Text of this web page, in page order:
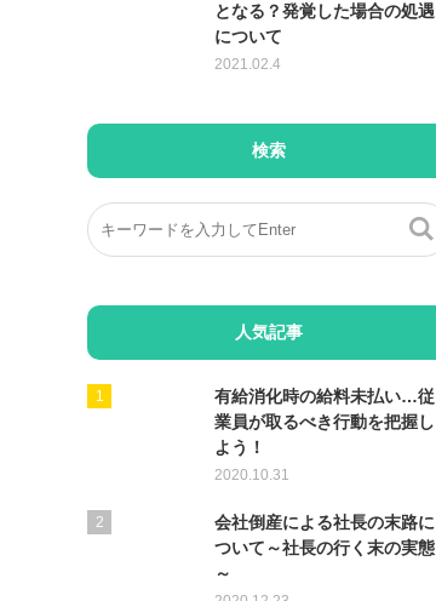
となる？発覚した場合の処遇
について
2021.02.4
検索
人気記事
有給消化時の給料未払い…従
業員が取るべき行動を把握し
よう！
2020.10.31
会社倒産による社長の末路に
ついて～社長の行く末の実態
～